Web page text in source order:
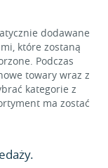
dodawane
które zostaną
Podczas
towary wraz z
kategorie z
ma zostać